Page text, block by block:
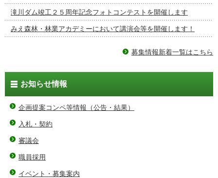
滝川ダム竣工２５周年記念フォトコンテストを開催します
みえ森林・林業アカデミーにおいて講演会等を開催します！
募集情報新着一覧はこちら
お知らせ情報
企画提案コンペ等情報（公告・結果）
入札・契約
審議会
職員採用
イベント・募集案内